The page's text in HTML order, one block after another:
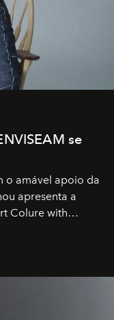
se
o amável apoio da
apresenta a
Colure with